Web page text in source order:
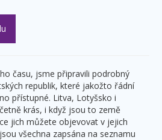
času, jsme připravili podrobný
republik, které jakožto řádní
přístupné. Litva, Lotyšsko i
krás, i když jsou to země
jich můžete objevovat v jejich
všechna zapsána na seznamu